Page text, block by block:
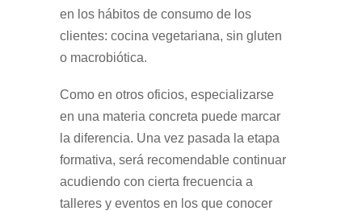
en los hábitos de consumo de los
clientes: cocina vegetariana, sin gluten
o macrobiótica.
Como en otros oficios, especializarse
en una materia concreta puede marcar
la diferencia. Una vez pasada la etapa
formativa, será recomendable continuar
acudiendo con cierta frecuencia a
talleres y eventos en los que conocer